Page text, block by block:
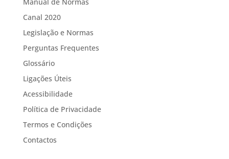
Canal 2020
Legislação e Normas
Perguntas Frequentes
Glossário
Ligações Úteis
Acessibilidade
Política de Privacidade
Termos e Condições
Contactos